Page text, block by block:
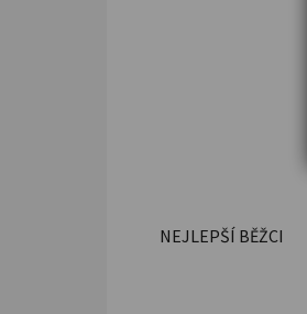
NEJLEPŠÍ BĚŽCI